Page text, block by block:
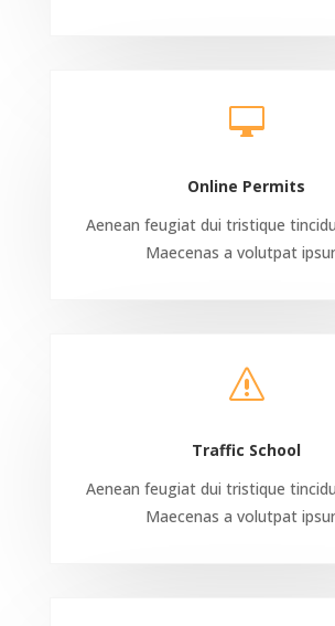

Online Permits
Aenean feugiat dui tristique
Maecenas a volutpat
s
Traffic School
Aenean feugiat dui tristique
Maecenas a volutpat